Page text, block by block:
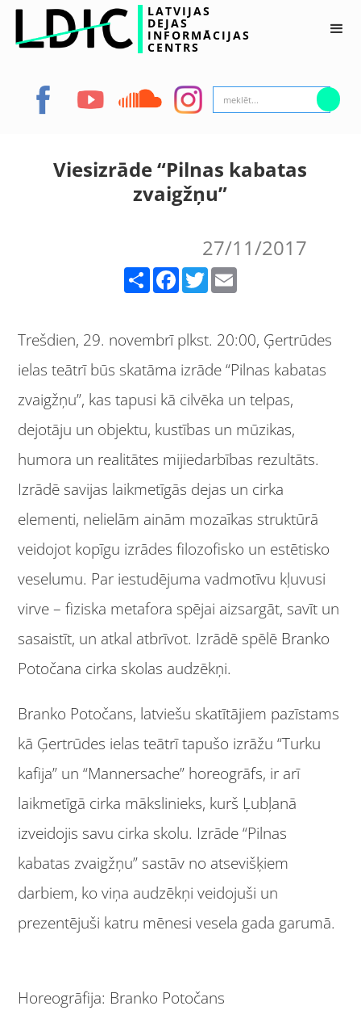
LATVIJAS
DEJAS
INFORMĀCIJAS
CENTRS
Viesizrāde “Pilnas kabatas
zvaigžņu”
27/11/2017
Facebook Twitter
Trešdien, 29. novembrī plkst. 20:00, Ģertrūdes
ielas teātrī būs skatāma izrāde “Pilnas kabatas
zvaigžņu”, kas tapusi kā cilvēka un telpas,
dejotāju un objektu, kustības un mūzikas,
humora un realitātes mijiedarbības rezultāts.
Izrādē savijas laikmetīgās dejas un cirka
elementi, nelielām ainām mozaīkas struktūrā
veidojot kopīgu izrādes filozofisko un estētisko
veselumu. Par iestudējuma vadmotīvu kļuvusi
virve – fiziska metafora spējai aizsargāt, savīt un
sasaistīt, un atkal atbrīvot. Izrādē spēlē Branko
Potočana cirka skolas audzēkņi.
Branko Potočans, latviešu skatītājiem pazīstams
kā Ģertrūdes ielas teātrī tapušo izrāžu “Turku
kafija” un “Mannersache” horeogrāfs, ir arī
laikmetīgā cirka mākslinieks, kurš Ļubļanā
izveidojis savu cirka skolu. Izrāde “Pilnas
kabatas zvaigžņu” sastāv no atsevišķiem
darbiem, ko viņa audzēkņi veidojuši un
prezentējuši katru mēnesi vesela gada garumā.
Horeogrāfija: Branko Potočans